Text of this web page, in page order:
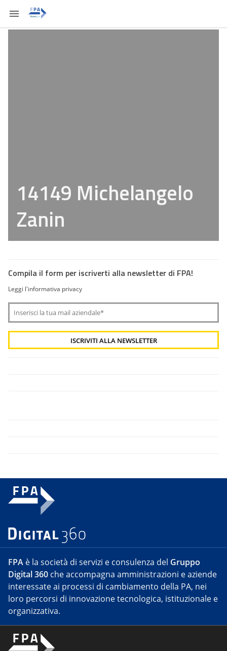
14149 Michelangelo
Zanin
Compila il form per iscriverti alla newsletter di FPA!
Leggi l'informativa privacy
FPA è la società di servizi e consulenza del Gruppo
Digital 360 che accompagna amministrazioni e aziende
interessate ai processi di cambiamento della PA, nei
loro percorsi di innovazione tecnologica, istituzionale e
organizzativa.